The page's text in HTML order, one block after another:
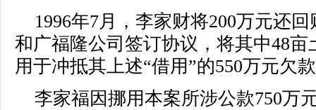
1996年7月，李家财将200万元还
和广福隆公司签订协议，将其中48
用于冲抵其上述“借用”的550万元欠
李家福因挪用本案所涉公款750万